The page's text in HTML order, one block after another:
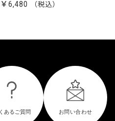
￥6,480